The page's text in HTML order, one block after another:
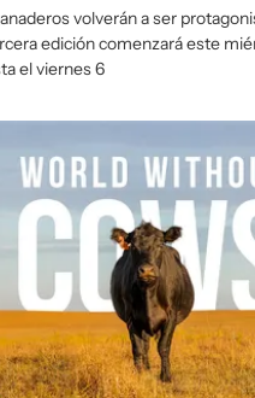
volverán a ser
edición comenzará este
el viernes 6